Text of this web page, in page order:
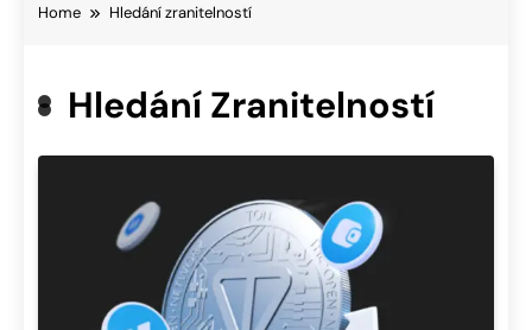
Home Hledání zranitelností
Hledání Zranitelností